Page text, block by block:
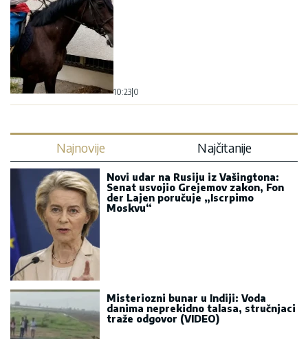
10:23|0
Najnovije Najčitanije
Novi udar na Rusiju iz Vašingtona:
Senat usvojio Grejemov zakon, Fon
der Lajen poručuje „Iscrpimo
Moskvu“
Misteriozni bunar u Indiji: Voda
danima neprekidno talasa, stručnjaci
traže odgovor (VIDEO)